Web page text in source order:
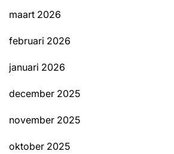
maart 2026
februari 2026
januari 2026
december 2025
november 2025
oktober 2025